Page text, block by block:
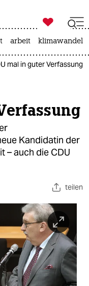

taz zahl ich
arbeit klimawandel
mal in guter Verfassung
Kandidatin der
– auch die CDU
teilen